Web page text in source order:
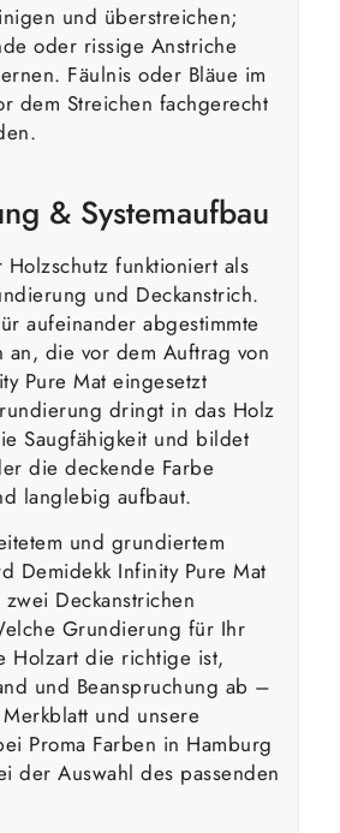
und überstreichen;
oder rissige Anstriche
Fäulnis oder Bläue im
dem Streichen fachgerecht
& Systemaufbau
Holzschutz funktioniert als
und Deckanstrich.
aufeinander abgestimmte
an, die vor dem Auftrag von
Pure Mat eingesetzt
dringt in das Holz
Saugfähigkeit und bildet
die deckende Farbe
langlebig aufbaut.
und grundiertem
Demidekk Infinity Pure Mat
Deckanstrichen
Grundierung für Ihr
Holzart die richtige ist,
und Beanspruchung ab –
und unsere
Proma Farben in Hamburg
der Auswahl des passenden